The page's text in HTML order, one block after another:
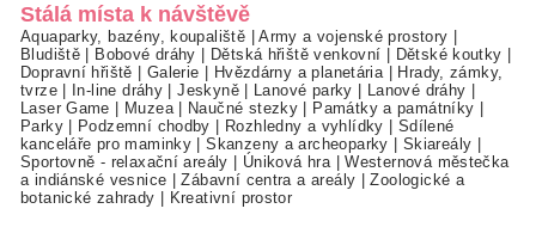
Stálá místa k návštěvě
Aquaparky, bazény, koupaliště |Army a vojenské prostory
Bludiště
Bobové dráhy Dětská hřiště venkovní Dětské koutky
Dopravní hřiště
Galerie Hvězdárny a planetária
Hrady, zámky,
tvrze| In-line dráhy |Jeskyně| Lanové parky Lanové dráhy
Laser Game
Muzea| Naučné stezky Památky a památníky
Parky| Podzemní chodby Rozhledny a vyhlídky
Sdílené
kanceláře pro maminky |Skanzeny a archeoparky Skiareály
Sportovně - relaxační areály
Úniková hra |Westernová městečka
a indiánské vesnice |Zábavní centra a areály |Zoologické a
botanické zahrady
Kreativní prostor